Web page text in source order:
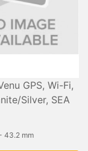
GPS, Wi-Fi,
Silver, SEA
43.2 mm